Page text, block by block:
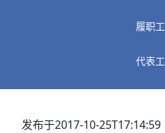
履职
代表
发布于2017-10-